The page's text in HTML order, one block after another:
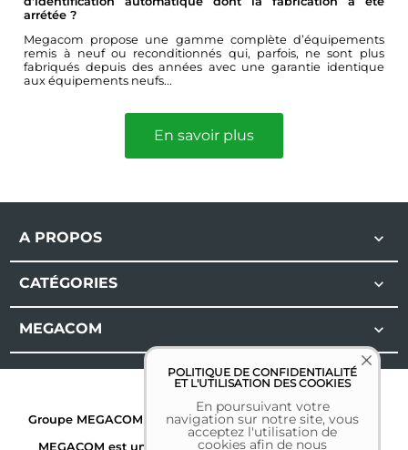
arrétée ?
Megacom propose une gamme complète d’équipements
remis à neuf ou reconditionnés qui, parfois, ne sont plus
fabriqués depuis des années avec une garantie identique
aux équipements neufs...
En savoir plus
A PROPOS 
CATÉGORIES 
MEGACOM 
POLITIQUE DE CONFIDENTIALITÉ
ET L'UTILISATION DES COOKIES
En poursuivant votre
navigation sur notre site, vous
acceptez l'utilisation de
cookies afin de nous
Groupe MEGACOM | Tous droits réservés | 2026 |Mentions
légales
MEGACOM est une marque déposée. Toutes les autres